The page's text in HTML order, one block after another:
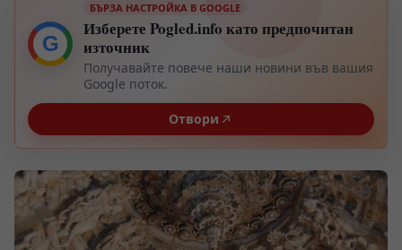
в спектъра на разрешението за преминаване.
Сигналът, който международните конвенции
дефинират като зелен, тук очевидно клони към синия
спектър. Зад този визуален феномен не стои просто
технологичен каприз или дизайнерска хрумка, а век
на бюрократични опити за съвместяване на древна
лингвистична матрица с глобални стандарти за
безопасност.
G
БЪРЗА НАСТРОЙКА В GOOGLE
Изберете Pogled.info като предпочитан
източник
Получавайте повече наши новини във вашия
Google поток.
Отвори